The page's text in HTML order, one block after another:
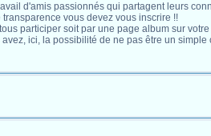
d'amis passionnés qui partagent leurs
vous devez vous inscrire !!
participer soit par une page album sur
ici, la possibilité de ne pas être un simple